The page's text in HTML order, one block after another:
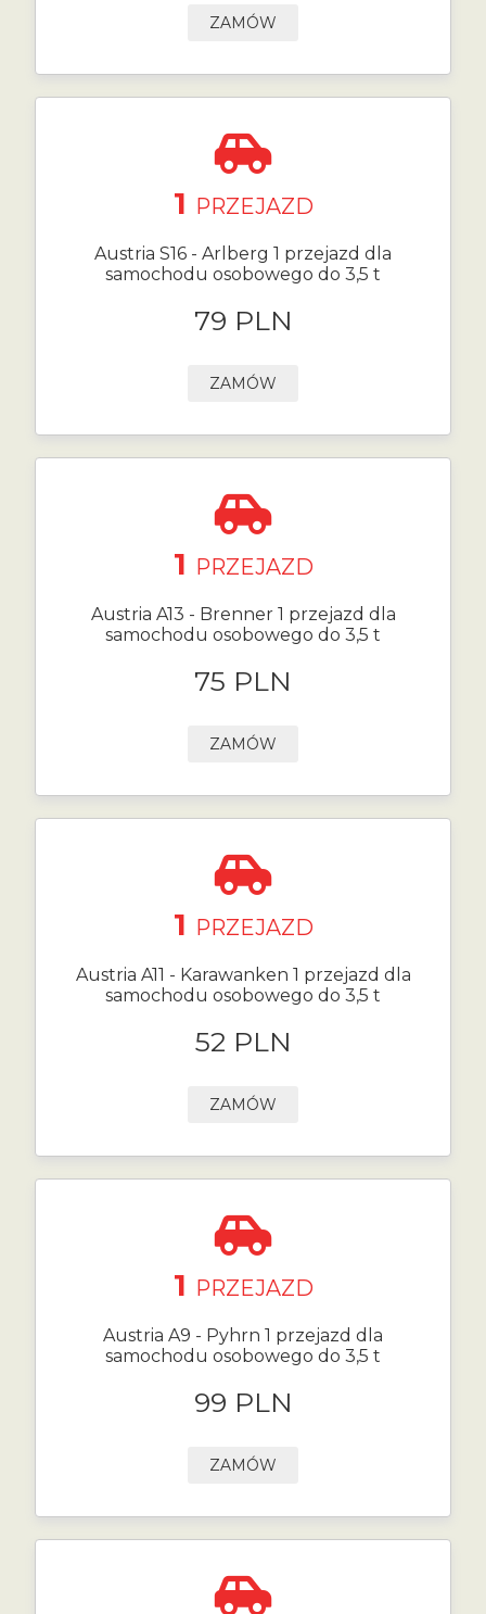
ZAMÓW
1 PRZEJAZD
Austria S16 - Arlberg 1 przejazd dla
samochodu osobowego do 3,5 t
79 PLN
ZAMÓW
1 PRZEJAZD
Austria A13 - Brenner 1 przejazd dla
samochodu osobowego do 3,5 t
75 PLN
ZAMÓW
1 PRZEJAZD
Austria A11 - Karawanken 1 przejazd dla
samochodu osobowego do 3,5 t
52 PLN
ZAMÓW
1 PRZEJAZD
Austria A9 - Pyhrn 1 przejazd dla
samochodu osobowego do 3,5 t
99 PLN
ZAMÓW